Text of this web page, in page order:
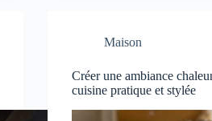
Maison
Créer une ambiance
cuisine pratique et stylée